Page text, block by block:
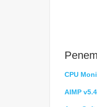
CPU
AIMP